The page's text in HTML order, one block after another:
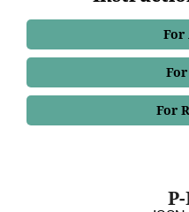
For
For